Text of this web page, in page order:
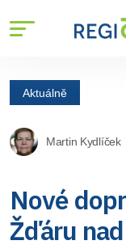
Aktuálně
Martin Kydlíček
Nové
Žďáru